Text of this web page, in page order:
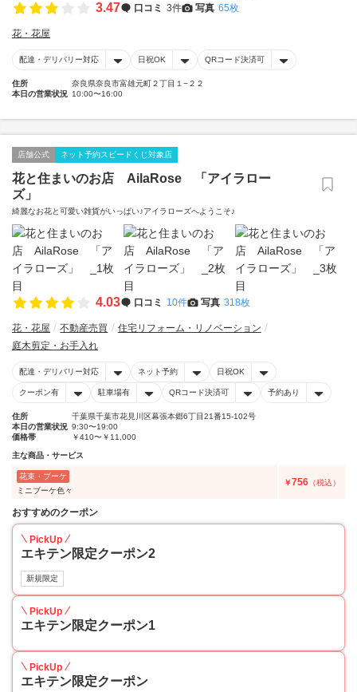
3.47 口コミ 3件 写真 65枚
花・花屋
配達・デリバリー対応 日祝OK QRコード決済可
住所
奈良県奈良市富雄元町２丁目１−２２
本日の営業状況 10:00〜16:00
店舗公式 ネット予約スピードくじ対象店
花と住まいのお店 AilaRose 「アイラロー
ズ」
綺麗なお花と可愛い雑貨がいっぱい♪アイラローズへようこそ♪
4.03 口コミ 10件 写真 318枚
花・花屋 不動産売買
住宅リフォーム・リノベーション
庭木剪定・お手入れ
配達・デリバリー対応 ネット予約 日祝OK
クーポン有 駐車場有 QRコード決済可 予約あり
住所
千葉県千葉市花見川区幕張本郷6丁目21番15-102号
本日の営業状況 9:30〜19:00
価格帯
￥410〜￥11,000
主な商品・サービス
花束・ブーケ
ミニブーケ色々
￥756 （税込）
おすすめのクーポン
PickUp
エキテン限定クーポン2
新規限定
PickUp
エキテン限定クーポン1
PickUp
エキテン限定クーポン